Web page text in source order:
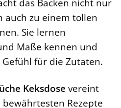
auch zu einem tollen
Sie lernen
Maße kennen und
für die Zutaten.
Keksdose vereint
Rezepte